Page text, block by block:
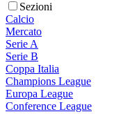
Sezioni
Calcio
Mercato
Serie A
Serie B
Coppa Italia
Champions League
Europa League
Conference League